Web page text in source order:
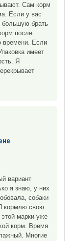
Сам корм
Если у вас
большую брать
после
времени. Если
имеет
Я
вариант
я знаю, у них
собаки
кормлю свою
марки уже
корм. Время
Многие